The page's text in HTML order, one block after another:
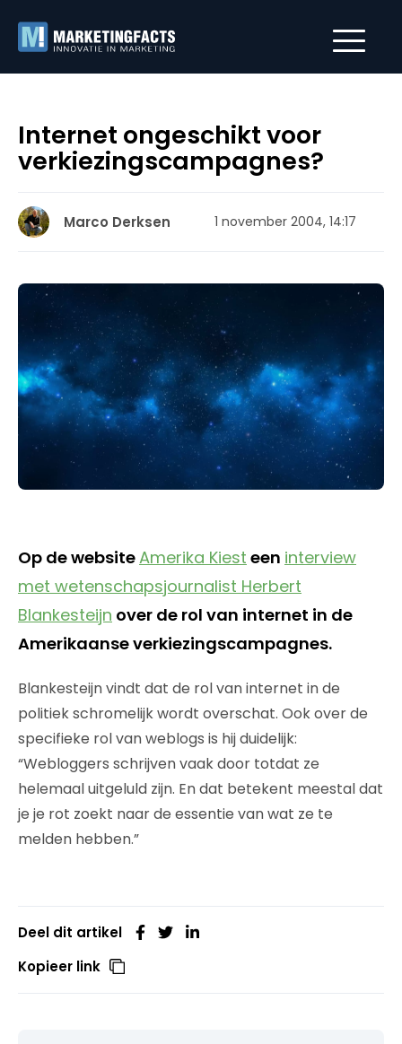
Internet ongeschikt voor
verkiezingscampagnes?
Marco Derksen 1 november 2004, 14:17
Op de websiteAmerika Kiest een interview
met wetenschapsjournalist Herbert
Blankesteijn over de rol van internet in de
Amerikaanse verkiezingscampagnes.
Blankesteijn vindt dat de rol van internet in de
politiek schromelijk wordt overschat. Ook over de
specifieke rol van weblogs is hij duidelijk:
“Webloggers schrijven vaak door totdat ze
helemaal uitgeluld zijn. En dat betekent meestal dat
je je rot zoekt naar de essentie van wat ze te
melden hebben.”
Deel dit artikel
Kopieer link